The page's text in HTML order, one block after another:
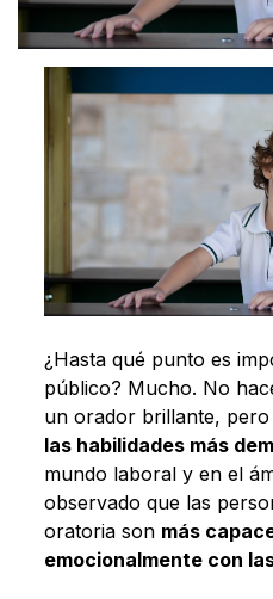
¿Hasta qué punto es
público? Mucho. No
un orador brillante, pero
las habilidades más
mundo laboral y en el
observado que las
oratoria son más
emocionalmente con